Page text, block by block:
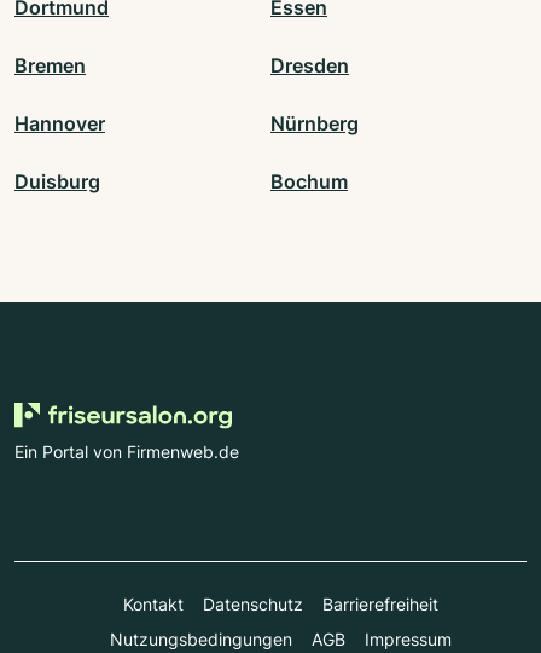
Dortmund Essen
Bremen Dresden
Hannover Nürnberg
Duisburg Bochum
Ein Portal von Firmenweb.de
Kontakt Datenschutz
Barrierefreiheit
Nutzungsbedingungen
AGB Impressum